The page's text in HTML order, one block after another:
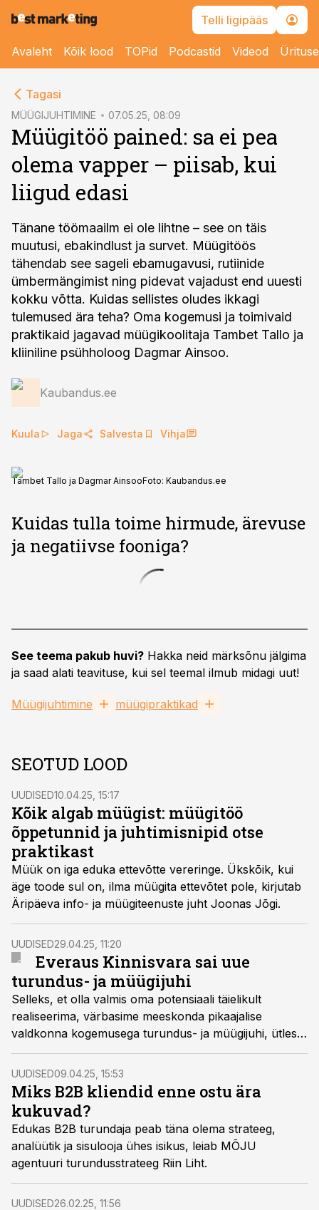
Telli ligipääs
Avaleht Kõik lood TOPid Podcastid Videod
Tagasi
MÜÜGIJUHTIMINE 07.05.25, 08:09
Müügitöö pained: sa ei pea
olema vapper – piisab, kui
liigud edasi
Tänane töömaailm ei ole lihtne – see on täis
muutusi, ebakindlust ja survet. Müügitöös
tähendab see sageli ebamugavusi, rutiinide
ümbermängimist ning pidevat vajadust end uuesti
kokku võtta. Kuidas sellistes oludes ikkagi
tulemused ära teha? Oma kogemusi ja toimivaid
praktikaid jagavad müügikoolitaja Tambet Tallo ja
kliiniline psühholoog Dagmar Ainsoo.
Kaubandus.ee
Kuula Jaga Salvesta Vihja
Tambet Tallo ja Dagmar AinsooFoto: Kaubandus.ee
Kuidas tulla toime hirmude, ärevuse
ja negatiivse fooniga?
See teema pakub huvi? Hakka neid märksõnu jälgima
ja saad alati teavituse, kui sel teemal ilmub midagi uut!
Müügijuhtimine müügipraktikad
SEOTUD LOOD
UUDISED10.04.25, 15:17
Kõik algab müügist: müügitöö
õppetunnid ja juhtimisnipid otse
praktikast
Müük on iga eduka ettevõtte vereringe. Ükskõik, kui
äge toode sul on, ilma müügita ettevõtet pole, kirjutab
Äripäeva info- ja müügiteenuste juht Joonas Jõgi.
UUDISED29.04.25, 11:20
Everaus Kinnisvara sai uue
turundus- ja müügijuhi
Selleks, et olla valmis oma potensiaali täielikult
realiseerima, värbasime meeskonda pikaajalise
valdkonna kogemusega turundus- ja müügijuhi, ütles
Everaus Kinnisvara asutaja ja tegevjuht Janar Muttik.
UUDISED09.04.25, 15:53
Miks B2B kliendid enne ostu ära
kukuvad?
Edukas B2B turundaja peab täna olema strateeg,
analüütik ja sisulooja ühes isikus, leiab MÕJU
agentuuri turundusstrateeg Riin Liht.
UUDISED26.02.25, 11:56